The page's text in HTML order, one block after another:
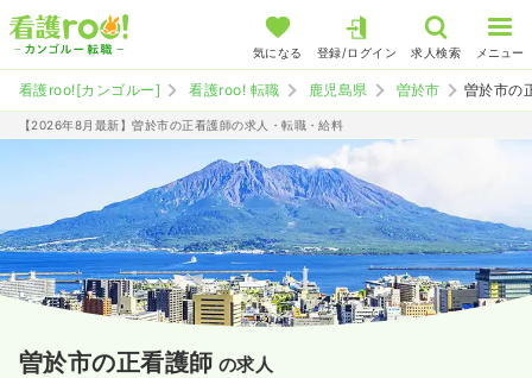
気になる 登録/ログイン 求人検索 メニュー
看護roo![カンゴルー] 看護roo! 転職 鹿児島県 曽於市 曽於市の
【2026年8月最新】曽於市の正看護師の求人・転職・給料
曽於市の正看護師 の求人